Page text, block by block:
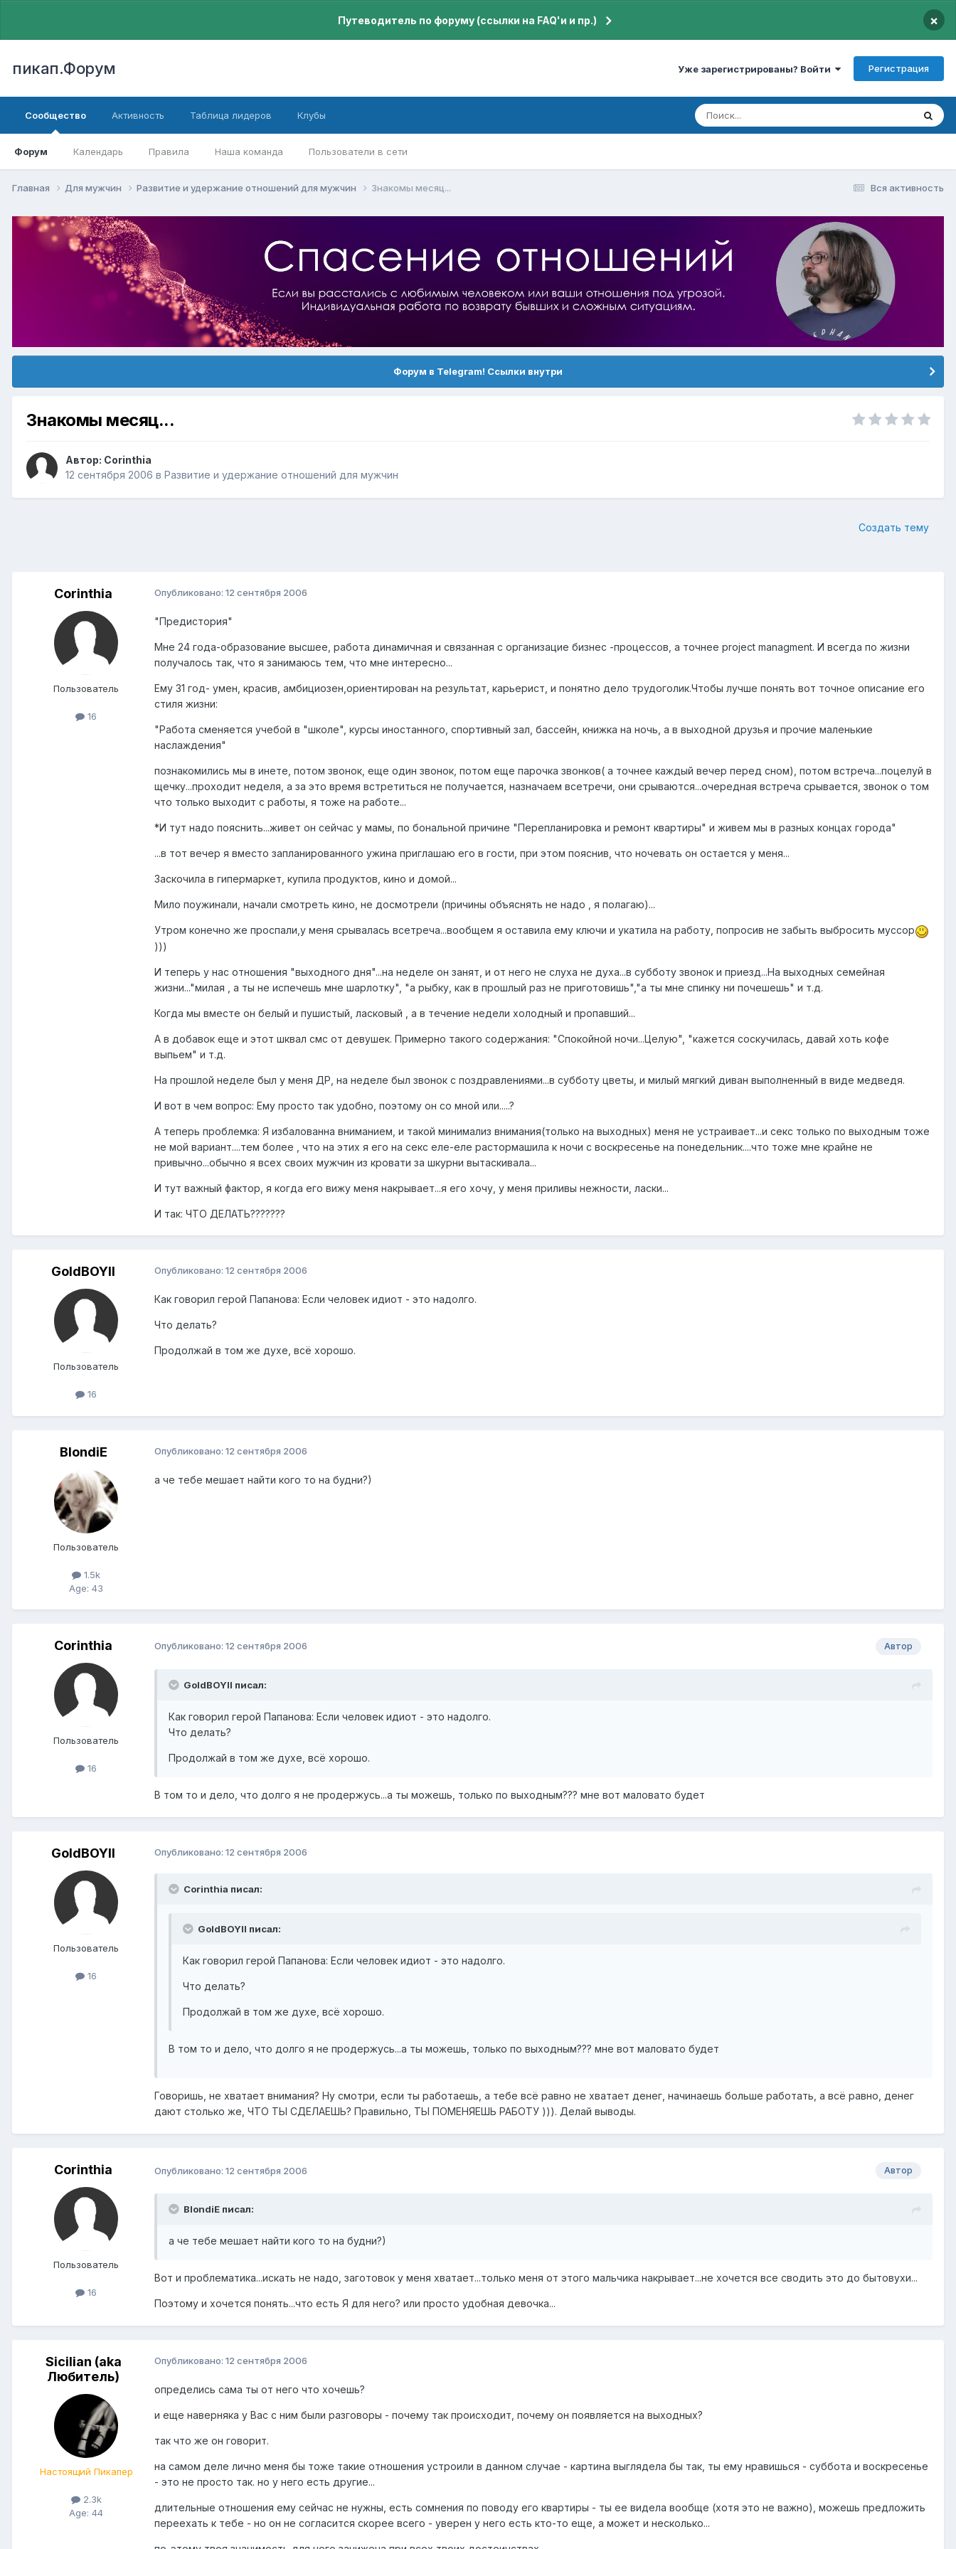
Путеводитель по форуму (ссылки на FAQ'и и пр.) ×
пикап.Форум Уже зарегистрированы? Войти Регистрация
Сообщество
Форум Календарь Правила Наша команда Пользователи в сети
Активность Таблица лидеров Клубы
Вся активность
Главная Для мужчин Pазвитие и удержание отношений для мужчин Знакомы месяц...
Форум в Telegram! Ссылки внутри
Знакомы месяц...
Автор: Corinthia
12 сентября 2006 в Pазвитие и удержание отношений для мужчин
Создать тему
Corinthia
Пользователь
16
Опубликовано: 12 сентября 2006
"Предистория"
Мне 24 года-образование высшее, работа динамичная и связанная с организацие бизнес -процессов, а точнее project managment. И всегда по жизни
получалось так, что я занимаюсь тем, что мне интересно...
Ему 31 год- умен, красив, амбициозен,ориентирован на результат, карьерист, и понятно дело трудоголик.Чтобы лучше понять вот точное описание его
стиля жизни:
"Работа сменяется учебой в "школе", курсы иностанного, спортивный зал, бассейн, книжка на ночь, а в выходной друзья и прочие маленькие
наслаждения"
познакомились мы в инете, потом звонок, еще один звонок, потом еще парочка звонков( а точнее каждый вечер перед сном), потом встреча...поцелуй в
щечку...проходит неделя, а за это время встретиться не получается, назначаем всетречи, они срываются...очередная встреча срывается, звонок о том
что только выходит с работы, я тоже на работе...
*И тут надо пояснить...живет он сейчас у мамы, по бональной причине "Перепланировка и ремонт квартиры" и живем мы в разных концах города"
...в тот вечер я вместо запланированного ужина приглашаю его в гости, при этом пояснив, что ночевать он остается у меня...
Заскочила в гипермаркет, купила продуктов, кино и домой...
Мило поужинали, начали смотреть кино, не досмотрели (причины объяснять не надо , я полагаю)...
Утром конечно же проспали,у меня срывалась всетреча...вообщем я оставила ему ключи и укатила на работу, попросив не забыть выбросить муссор
)))
И теперь у нас отношения "выходного дня"...на неделе он занят, и от него не слуха не духа...в субботу звонок и приезд...На выходных семейная
жизни..."милая , а ты не испечешь мне шарлотку", "а рыбку, как в прошлый раз не приготовишь","а ты мне спинку ни почешешь" и т.д.
Когда мы вместе он белый и пушистый, ласковый , а в течение недели холодный и пропавший...
А в добавок еще и этот шквал смс от девушек. Примерно такого содержания: "Спокойной ночи...Целую", "кажется соскучилась, давай хоть кофе
выпьем" и т.д.
На прошлой неделе был у меня ДР, на неделе был звонок с поздравлениями...в субботу цветы, и милый мягкий диван выполненный в виде медведя.
И вот в чем вопрос: Ему просто так удобно, поэтому он со мной или.....?
А теперь проблемка: Я избалованна вниманием, и такой минимализ внимания(только на выходных) меня не устраивает...и секс только по выходным тоже
не мой вариант....тем более , что на этих я его на секс еле-еле растормашила к ночи с воскресенье на понедельник....что тоже мне крайне не
привычно...обычно я всех своих мужчин из кровати за шкурни вытаскивала...
И тут важный фактор, я когда его вижу меня накрывает...я его хочу, у меня приливы нежности, ласки...
И так: ЧТО ДЕЛАТЬ???????
GoldBOYII
Пользователь
16
Опубликовано: 12 сентября 2006
Как говорил герой Папанова: Если человек идиот - это надолго.
Что делать?
Продолжай в том же духе, всё хорошо.
BlondiE
Пользователь
1.5k
Age: 43
Опубликовано: 12 сентября 2006
а че тебе мешает найти кого то на будни?)
Corinthia
Пользователь
16
Автор
Опубликовано: 12 сентября 2006
GoldBOYII писал:
Как говорил герой Папанова: Если человек идиот - это надолго.
Что делать?
Продолжай в том же духе, всё хорошо.
В том то и дело, что долго я не продержусь...а ты можешь, только по выходным??? мне вот маловато будет
GoldBOYII
Пользователь
16
Опубликовано: 12 сентября 2006
Corinthia писал:
GoldBOYII писал:
Как говорил герой Папанова: Если человек идиот - это надолго.
Что делать?
Продолжай в том же духе, всё хорошо.
В том то и дело, что долго я не продержусь...а ты можешь, только по выходным??? мне вот маловато будет
Говоришь, не хватает внимания? Ну смотри, если ты работаешь, а тебе всё равно не хватает денег, начинаешь больше работать, а всё равно, денег
дают столько же, ЧТО ТЫ СДЕЛАЕШЬ? Правильно, ТЫ ПОМЕНЯЕШЬ РАБОТУ ))). Делай выводы.
Corinthia
Пользователь
16
Автор
Опубликовано: 12 сентября 2006
BlondiE писал:
а че тебе мешает найти кого то на будни?)
Вот и проблематика...искать не надо, заготовок у меня хватает...только меня от этого мальчика накрывает...не хочется все сводить это до бытовухи...
Поэтому и хочется понять...что есть Я для него? или просто удобная девочка...
Sicilian (aka
Любитель)
Настоящий Пикапер
2.3k
Age: 44
Опубликовано: 12 сентября 2006
определись сама ты от него что хочешь?
и еще наверняка у Вас с ним были разговоры - почему так происходит, почему он появляется на выходных?
так что же он говорит.
на самом деле лично меня бы тоже такие отношения устроили в данном случае - картина выглядела бы так, ты ему нравишься - суббота и воскресенье
- это не просто так. но у него есть другие...
длительные отношения ему сейчас не нужны, есть сомнения по поводу его квартиры - ты ее видела вообще (хотя это не важно), можешь предложить
переехать к тебе - но он не согласится скорее всего - уверен у него есть кто-то еще, а может и несколько...